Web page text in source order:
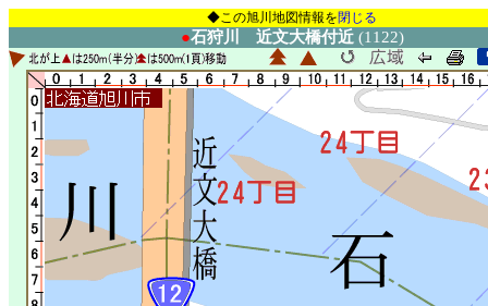
◆この旭川地図情報を閉じる
●石狩川 近文大橋付近(1122)